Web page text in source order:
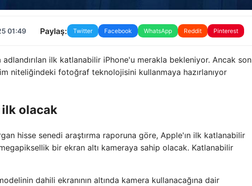
01:49 Paylaş: Twitter Facebook WhatsApp Reddit Pinterest
adlandırılan ilk katlanabilir iPhone'u merakla bekleniyor. Ancak son
niteliğindeki fotoğraf teknolojisini kullanmaya hazırlanıyor
olacak
hisse senedi araştırma raporuna göre, Apple'ın ilk katlanabilir
bir ekran altı kameraya sahip olacak. Katlanabilir
dahili ekranının altında kamera kullanacağına dair